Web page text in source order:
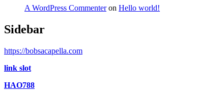
A WordPress Commenteron Hello world!
Sidebar
https://bobsacapella.com
link slot
HAO788